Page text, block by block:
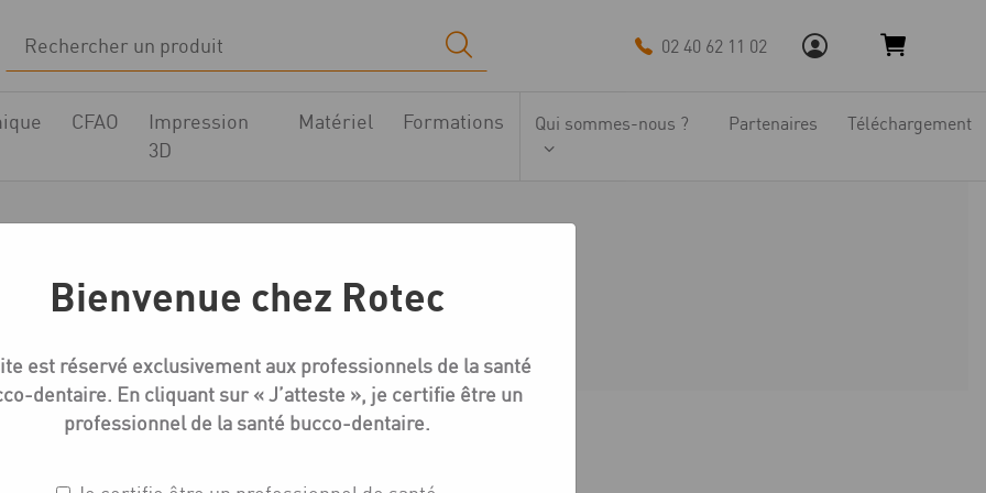
02 40 62 11 02
CFAO
Impression
3D
Matériel Formations Qui sommes-nous ? Partenaires Téléchargement
Bienvenue chez Rotec
est réservé exclusivement aux professionnels de la santé
dentaire. En cliquant sur « J’atteste », je certifie être un
professionnel de la santé bucco-dentaire.